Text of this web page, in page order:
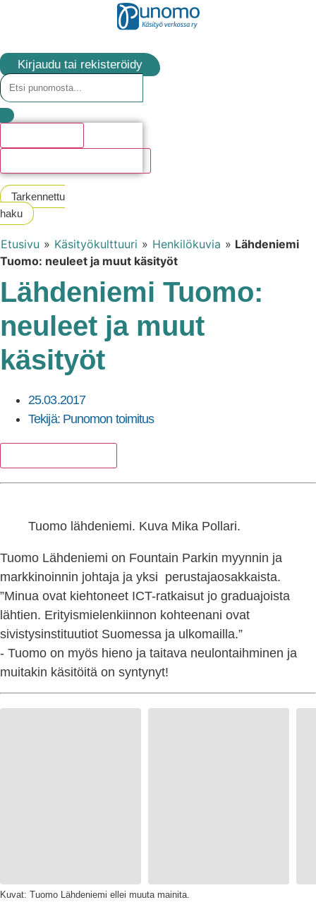
Kirjaudu tai rekisteröidy
Tarkennettu
haku
Etusivu » Käsityökulttuuri » Henkilökuvia » Lähdeniemi
Tuomo: neuleet ja muut käsityöt
Lähdeniemi Tuomo:
neuleet ja muut
käsityöt
25.03.2017
Tekijä:Punomon toimitus
Tuomo lähdeniemi. Kuva Mika Pollari.
Tuomo Lähdeniemi on Fountain Parkin myynnin ja
markkinoinnin johtaja ja yksi perustajaosakkaista.
”Minua ovat kiehtoneet ICT-ratkaisut jo graduajoista
lähtien. Erityismielenkiinnon kohteenani ovat
sivistysinstituutiot Suomessa ja ulkomailla.”
- Tuomo on myös hieno ja taitava neulontaihminen ja
muitakin käsitöitä on syntynyt!
Kuvat: Tuomo Lähdeniemi ellei muuta mainita.